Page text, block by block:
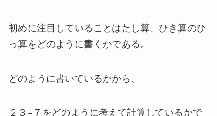
初めに注目していることはたし算、ひき算のひ
っ算をどのように書くかである。
どのように書いているかから、
２３−７をどのように考えて計算しているかで